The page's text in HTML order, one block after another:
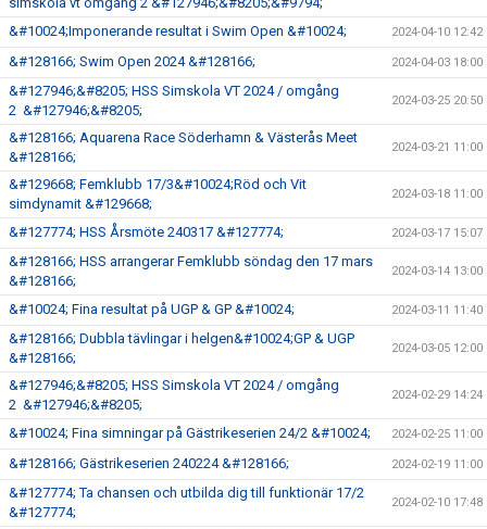
&#10024;Imponerande resultat i Swim Open &#10024; 2024-04-10 12:42
&#128166; Swim Open 2024 &#128166; 2024-04-03 18:00
&#127946;&#8205; HSS Simskola VT 2024 / omgång
2 &#127946;&#8205;
2024-03-25 20:50
&#128166; Aquarena Race Söderhamn & Västerås Meet
&#128166;
2024-03-21 11:00
&#129668; Femklubb 17/3&#10024;Röd och Vit
simdynamit &#129668;
2024-03-18 11:00
&#127774; HSS Årsmöte 240317 &#127774; 2024-03-17 15:07
&#128166; HSS arrangerar Femklubb söndag den 17 mars
&#128166;
2024-03-14 13:00
&#10024; Fina resultat på UGP & GP &#10024; 2024-03-11 11:40
&#128166; Dubbla tävlingar i helgen&#10024;GP & UGP
&#128166;
2024-03-05 12:00
&#127946;&#8205; HSS Simskola VT 2024 / omgång
2 &#127946;&#8205;
2024-02-29 14:24
&#10024; Fina simningar på Gästrikeserien 24/2 &#10024; 2024-02-25 11:00
&#128166; Gästrikeserien 240224 &#128166; 2024-02-19 11:00
&#127774; Ta chansen och utbilda dig till funktionär 17/2
&#127774;
2024-02-10 17:48